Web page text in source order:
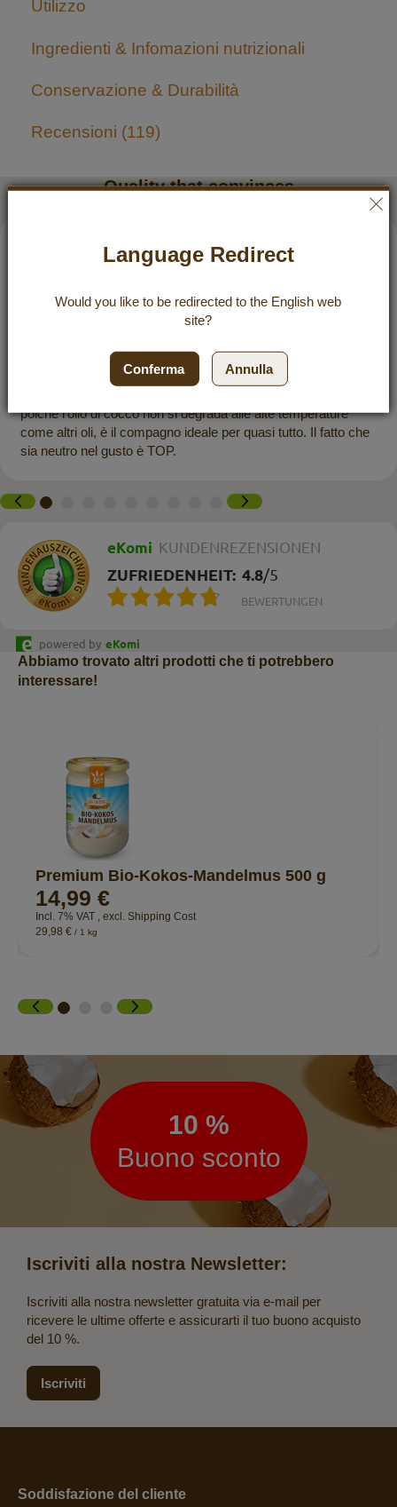
Utilizzo
Ingredienti & Infomazioni nutrizionali
Conservazione & Durabilità
Recensioni 119
Quality that convinces
5 / 5
30 dicembre 2025 alle 16:38
Uso l’olio di cocco Dr. Goerg da oltre un anno (prima lo
acquistavo in un negozio di alimenti naturali) e il suo sapore è
del prodotto, lo gusto quasi ogni giorno a cuor leggero. Ma la
cosa migliore in assoluto per me è l’olio di cocco neutro! Che
poiché l’olio di cocco non si degrada alle alte temperature
come altri oli, è il compagno ideale per quasi tutto. Il fatto che
sia neutro nel gusto è TOP.
eKomi KUNDENREZENSIONEN
ZUFRIEDENHEIT: 4.8/5
BEWERTUNGEN
powered by eKomi
Abbiamo trovato altri prodotti che ti potrebbero
interessare!
Premium Bio-Kokos-Mandelmus 500 g
14,99 €
Incl. 7% VAT , excl. Shipping Cost
29,98 € / 1 kg
Newsletter
10 %
Buono sconto
Iscriviti alla nostra Newsletter:
Iscriviti alla nostra newsletter gratuita via e-mail per
ricevere le ultime offerte e assicurarti il tuo buono acquisto
del 10 %.
Iscriviti
Soddisfazione del cliente
Language Redirect
Would you like to be redirected to the English web
site?
Conferma Annulla